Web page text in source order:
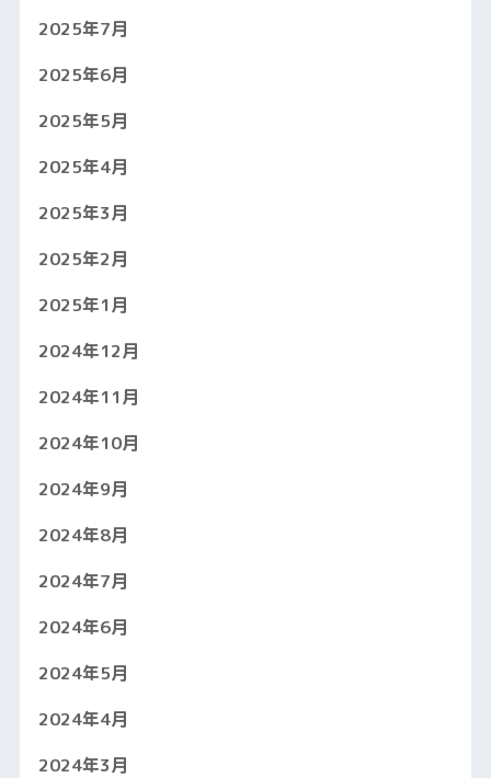
2025年7月
2025年6月
2025年5月
2025年4月
2025年3月
2025年2月
2025年1月
2024年12月
2024年11月
2024年10月
2024年9月
2024年8月
2024年7月
2024年6月
2024年5月
2024年4月
2024年3月